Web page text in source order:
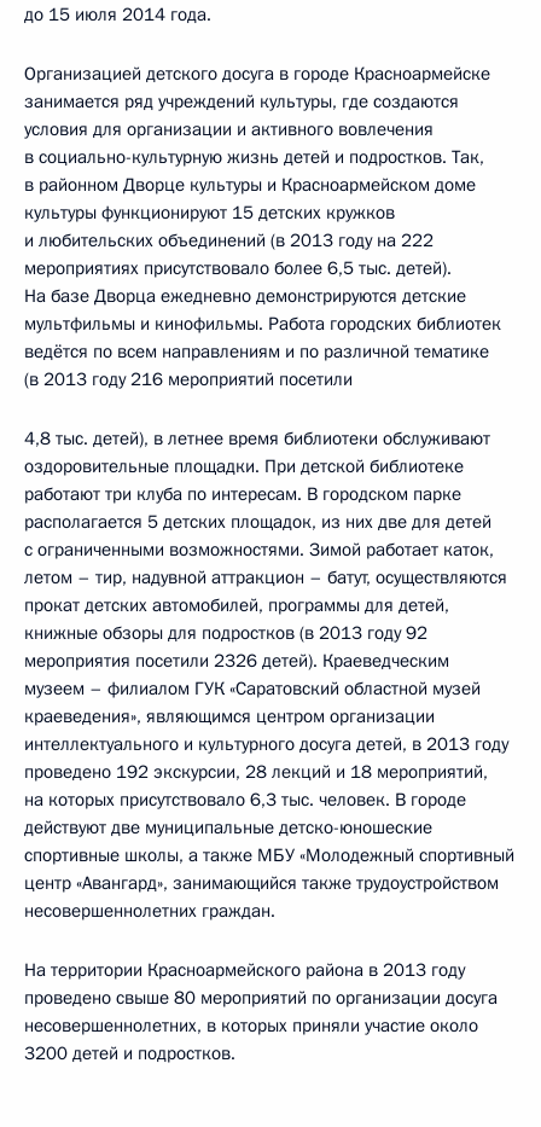
до 15 июля 2014 года.
Организацией детского досуга в городе Красноармейске
занимается ряд учреждений культуры, где создаются
условия для организации и активного вовлечения
в социально-культурную жизнь детей и подростков. Так,
в районном Дворце культуры и Красноармейском доме
культуры функционируют 15 детских кружков
и любительских объединений (в 2013 году на 222
мероприятиях присутствовало более 6,5 тыс. детей).
На базе Дворца ежедневно демонстрируются детские
мультфильмы и кинофильмы. Работа городских библиотек
ведётся по всем направлениям и по различной тематике
(в 2013 году 216 мероприятий посетили
4,8 тыс. детей), в летнее время библиотеки обслуживают
оздоровительные площадки. При детской библиотеке
работают три клуба по интересам. В городском парке
располагается 5 детских площадок, из них две для детей
с ограниченными возможностями. Зимой работает каток,
летом – тир, надувной аттракцион – батут, осуществляются
прокат детских автомобилей, программы для детей,
книжные обзоры для подростков (в 2013 году 92
мероприятия посетили 2326 детей). Краеведческим
музеем – филиалом ГУК «Саратовский областной музей
краеведения», являющимся центром организации
интеллектуального и культурного досуга детей, в 2013 году
проведено 192 экскурсии, 28 лекций и 18 мероприятий,
на которых присутствовало 6,3 тыс. человек. В городе
действуют две муниципальные детско-юношеские
спортивные школы, а также МБУ «Молодежный спортивный
центр «Авангард», занимающийся также трудоустройством
несовершеннолетних граждан.
На территории Красноармейского района в 2013 году
проведено свыше 80 мероприятий по организации досуга
несовершеннолетних, в которых приняли участие около
3200 детей и подростков.